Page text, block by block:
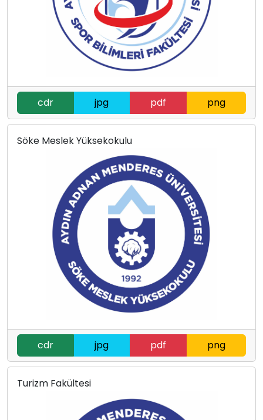
cdr jpg pdf png
Söke Meslek Yüksekokulu
cdr jpg pdf png
Turizm Fakültesi